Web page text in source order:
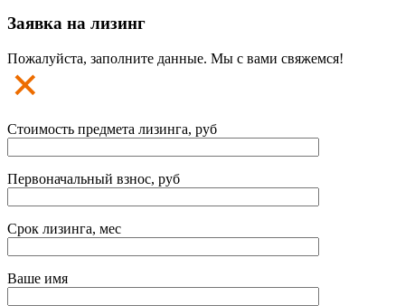
Заявка на лизинг
Пожалуйста, заполните данные. Мы с вами свяжемся!
Стоимость предмета лизинга, руб
Первоначальный взнос, руб
Срок лизинга, мес
Ваше имя